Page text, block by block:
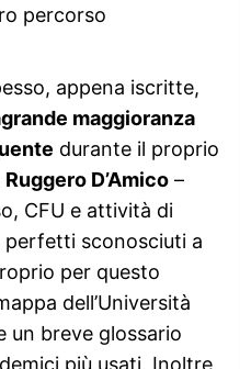
percorso
appena iscritte,
maggioranza
durante il proprio
Ruggero D’Amico–
CFU e attività di
sconosciuti a
per questo
dell’Università
un breve glossario
più usati. Inoltre